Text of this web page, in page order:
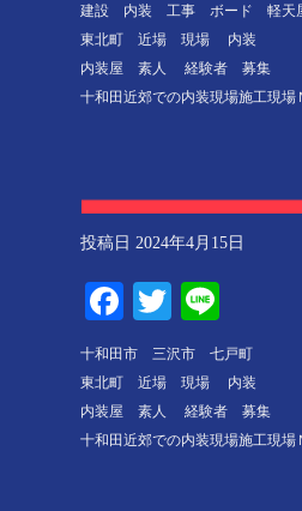
建設 内装 工事 ボード 軽天
東北町 近場 現場 内装
内装屋 素人 経験者 募集
十和田近郊での内装現場施工現場
投稿日 2024年4月15日
Facebook
Twitter
十和田市 三沢市 七戸町
東北町 近場 現場 内装
内装屋 素人 経験者 募集
十和田近郊での内装現場施工現場